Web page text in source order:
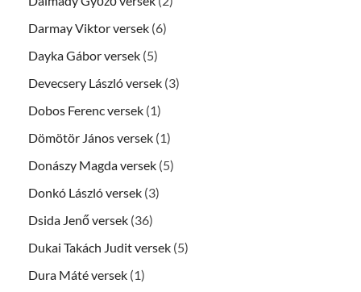
Darmay Viktor versek (6)
Dayka Gábor versek (5)
Devecsery László versek (3)
Dobos Ferenc versek (1)
Dömötör János versek (1)
Donászy Magda versek (5)
Donkó László versek (3)
Dsida Jenő versek (36)
Dukai Takách Judit versek (5)
Dura Máté versek (1)